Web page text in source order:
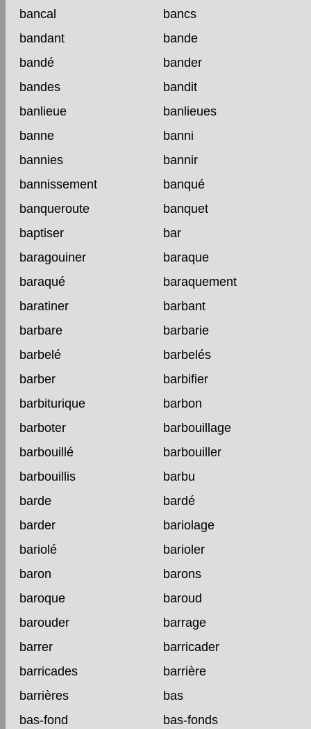
bancal
bancs
bandant
bande
bandé
bander
bandes
bandit
banlieue
banlieues
banne
banni
bannies
bannir
bannissement
banqué
banqueroute
banquet
baptiser
bar
baragouiner
baraque
baraqué
baraquement
baratiner
barbant
barbare
barbarie
barbelé
barbelés
barber
barbifier
barbiturique
barbon
barboter
barbouillage
barbouillé
barbouiller
barbouillis
barbu
barde
bardé
barder
bariolage
bariolé
barioler
baron
barons
baroque
baroud
barouder
barrage
barrer
barricader
barricades
barrière
barrières
bas
bas-fond
bas-fonds